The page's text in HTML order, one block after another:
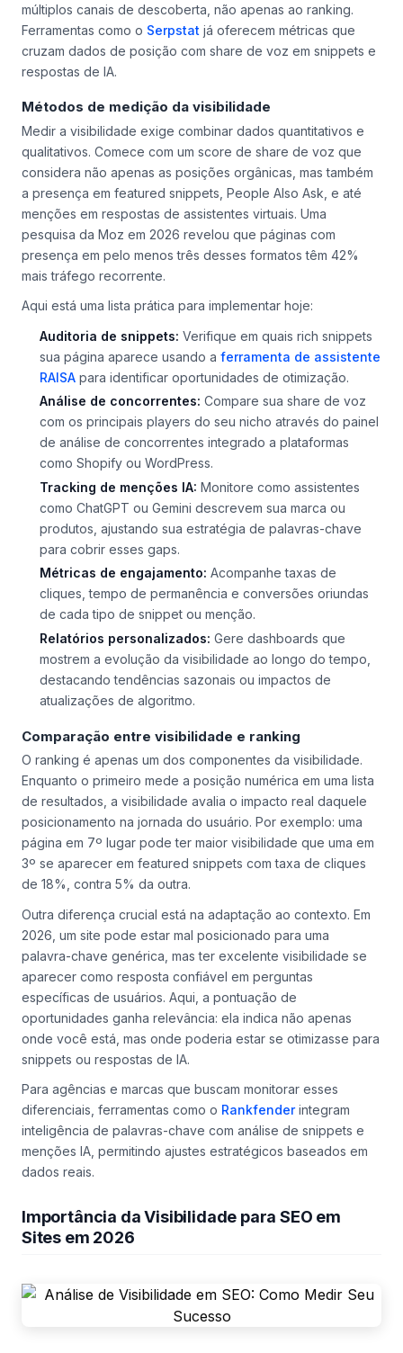
múltiplos canais de descoberta, não apenas ao ranking.
Ferramentas como o Serpstat já oferecem métricas que
cruzam dados de posição com share de voz em snippets e
respostas de IA.
Métodos de medição da visibilidade
Medir a visibilidade exige combinar dados quantitativos e
qualitativos. Comece com um score de share de voz que
considera não apenas as posições orgânicas, mas também
a presença em featured snippets, People Also Ask, e até
menções em respostas de assistentes virtuais. Uma
pesquisa da Moz em 2026 revelou que páginas com
presença em pelo menos três desses formatos têm 42%
mais tráfego recorrente.
Aqui está uma lista prática para implementar hoje:
Auditoria de snippets: Verifique em quais rich snippets
sua página aparece usando a ferramenta de assistente
RAISA para identificar oportunidades de otimização.
Análise de concorrentes: Compare sua share de voz
com os principais players do seu nicho através do painel
de análise de concorrentes integrado a plataformas
como Shopify ou WordPress.
Tracking de menções IA: Monitore como assistentes
como ChatGPT ou Gemini descrevem sua marca ou
produtos, ajustando sua estratégia de palavras-chave
para cobrir esses gaps.
Métricas de engajamento: Acompanhe taxas de
cliques, tempo de permanência e conversões oriundas
de cada tipo de snippet ou menção.
Relatórios personalizados: Gere dashboards que
mostrem a evolução da visibilidade ao longo do tempo,
destacando tendências sazonais ou impactos de
atualizações de algoritmo.
Comparação entre visibilidade e ranking
O ranking é apenas um dos componentes da visibilidade.
Enquanto o primeiro mede a posição numérica em uma lista
de resultados, a visibilidade avalia o impacto real daquele
posicionamento na jornada do usuário. Por exemplo: uma
página em 7º lugar pode ter maior visibilidade que uma em
3º se aparecer em featured snippets com taxa de cliques
de 18%, contra 5% da outra.
Outra diferença crucial está na adaptação ao contexto. Em
2026, um site pode estar mal posicionado para uma
palavra-chave genérica, mas ter excelente visibilidade se
aparecer como resposta confiável em perguntas
específicas de usuários. Aqui, a pontuação de
oportunidades ganha relevância: ela indica não apenas
onde você está, mas onde poderia estar se otimizasse para
snippets ou respostas de IA.
Para agências e marcas que buscam monitorar esses
diferenciais, ferramentas como o Rankfenderintegram
inteligência de palavras-chave com análise de snippets e
menções IA, permitindo ajustes estratégicos baseados em
dados reais.
Importância da Visibilidade para SEO em
Sites em 2026